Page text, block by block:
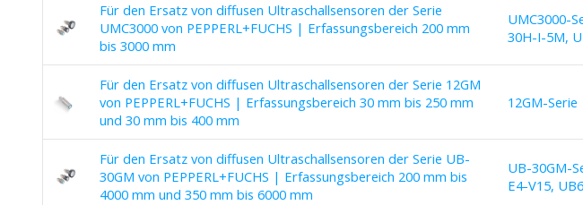
Für den Ersatz von diffusen Ultraschallsensoren der Serie
UMC3000 von PEPPERL+FUCHS | Erfassungsbereich 200 mm
bis 3000 mm
UMC3000-
30H-I-5M,
Für den Ersatz von diffusen Ultraschallsensoren der Serie 12GM
von PEPPERL+FUCHS | Erfassungsbereich 30 mm bis 250 mm
und 30 mm bis 400 mm
12GM-
Für den Ersatz von diffusen Ultraschallsensoren der Serie UB-
30GM von PEPPERL+FUCHS | Erfassungsbereich 200 mm bis
4000 mm und 350 mm bis 6000 mm
UB-30GM-
E4-V15,